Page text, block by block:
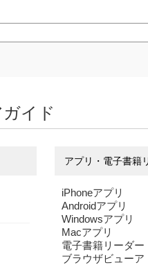
イド
アプリ・電子書籍
iPhoneアプリ
Androidアプリ
Windowsアプリ
Macアプリ
電子書籍リーダー
ブラウザビューア